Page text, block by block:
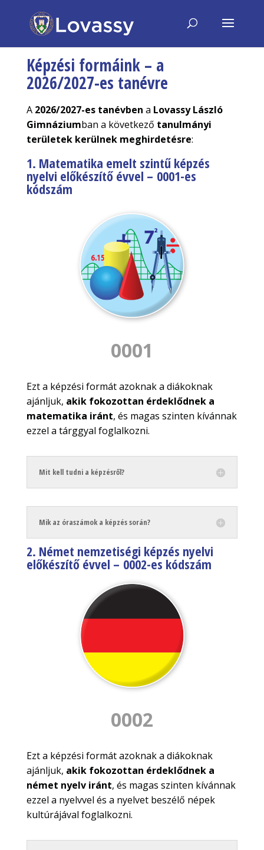
Képzési formáink – a
2026/2027-es tanévre
A 2026/2027-es tanévben a Lovassy László
Gimnáziumban a következő tanulmányi
területek kerülnek meghirdetésre:
1. Matematika emelt szintű képzés
nyelvi előkészítő évvel – 0001-es
kódszám
0001
Ezt a képzési formát azoknak a diákoknak
ajánljuk, akik fokozottan érdeklődnek a
matematika iránt, és magas szinten kívánnak
ezzel a tárggyal foglalkozni.
Mit kell tudni a képzésről?
Mik az óraszámok a képzés során?
2. Német nemzetiségi képzés nyelvi
előkészítő évvel – 0002-es kódszám
0002
Ezt a képzési formát azoknak a diákoknak
ajánljuk, akik fokozottan érdeklődnek a
német nyelv iránt, és magas szinten kívánnak
ezzel a nyelvvel és a nyelvet beszélő népek
kultúrájával foglalkozni.